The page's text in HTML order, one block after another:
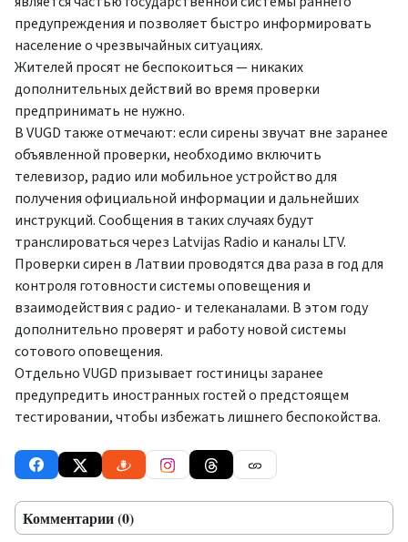
предупреждения и позволяет быстро информировать
население о чрезвычайных ситуациях.
Жителей просят не беспокоиться — никаких
дополнительных действий во время проверки
предпринимать не нужно.
В VUGD также отмечают: если сирены звучат вне заранее
объявленной проверки, необходимо включить
телевизор, радио или мобильное устройство для
получения официальной информации и дальнейших
инструкций. Сообщения в таких случаях будут
транслироваться через Latvijas Radio и каналы LTV.
Проверки сирен в Латвии проводятся два раза в год для
контроля готовности системы оповещения и
взаимодействия с радио- и телеканалами. В этом году
дополнительно проверят и работу новой системы
сотового оповещения.
Отдельно VUGD призывает гостиницы заранее
предупредить иностранных гостей о предстоящем
тестировании, чтобы избежать лишнего беспокойства.
Комментарии (0)